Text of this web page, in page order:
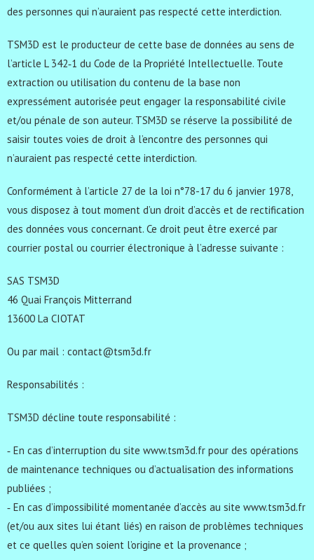
des personnes qui n’auraient pas respecté cette interdiction.
TSM3D est le producteur de cette base de données au sens de
l’article L 342‐1 du Code de la Propriété Intellectuelle. Toute
extraction ou utilisation du contenu de la base non
expressément autorisée peut engager la responsabilité civile
et/ou pénale de son auteur. TSM3D se réserve la possibilité de
saisir toutes voies de droit à l’encontre des personnes qui
n’auraient pas respecté cette interdiction.
Conformément à l’article 27 de la loi n°78-17 du 6 janvier 1978,
vous disposez à tout moment d’un droit d’accès et de rectification
des données vous concernant. Ce droit peut être exercé par
courrier postal ou courrier électronique à l’adresse suivante :
SAS TSM3D
46 Quai François Mitterrand
13600 La CIOTAT
Ou par mail : contact@tsm3d.fr
Responsabilités :
TSM3D décline toute responsabilité :
‐ En cas d’interruption du site www.tsm3d.fr pour des opérations
de maintenance techniques ou d’actualisation des informations
publiées ;
‐ En cas d’impossibilité momentanée d’accès au site www.tsm3d.fr
(et/ou aux sites lui étant liés) en raison de problèmes techniques
et ce quelles qu’en soient l’origine et la provenance ;